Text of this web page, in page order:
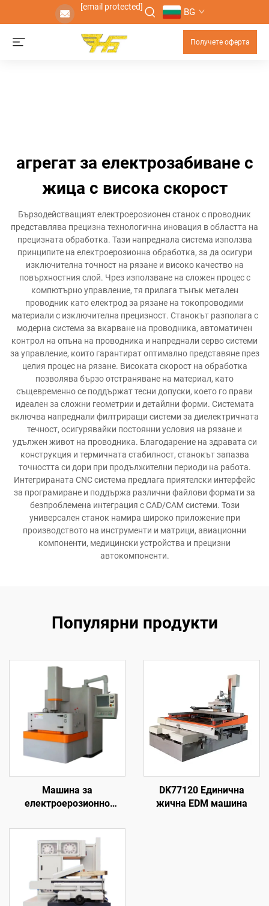
[email protected] BG
Получете оферта
агрегат за електрозабиване с
жица с висока скорост
Бързодействащият електроерозионен станок с проводник
представлява прецизна технологична иновация в областта на
прецизната обработка. Тази напреднала система използва
принципите на електроерозионна обработка, за да осигури
изключителна точност на рязане и високо качество на
повърхностния слой. Чрез използване на сложен процес с
компютърно управление, тя прилага тънък метален
проводник като електрод за рязане на токопроводими
материали с изключителна прецизност. Станокът разполага с
модерна система за вкарване на проводника, автоматичен
контрол на опъна на проводника и напреднали серво системи
за управление, които гарантират оптимално представяне през
целия процес на рязане. Високата скорост на обработка
позволява бързо отстраняване на материал, като
същевременно се поддържат тесни допуски, което го прави
идеален за сложни геометрии и детайлни форми. Системата
включва напреднали филтриращи системи за диелектричната
течност, осигурявайки постоянни условия на рязане и
удължен живот на проводника. Благодарение на здравата си
конструкция и термичната стабилност, станокът запазва
точността си дори при продължителни периоди на работа.
Интегрираната CNC система предлага приятелски интерфейс
за програмиране и поддържа различни файлови формати за
безпроблемена интеграция с CAD/CAM системи. Този
универсален станок намира широко приложение при
производството на инструменти и матрици, авиационни
компоненти, медицински устройства и прецизни
автокомпоненти.
Популярни продукти
Машина за
електроерозионно
проникване на формата
DK77120 Единична
жична EDM машина